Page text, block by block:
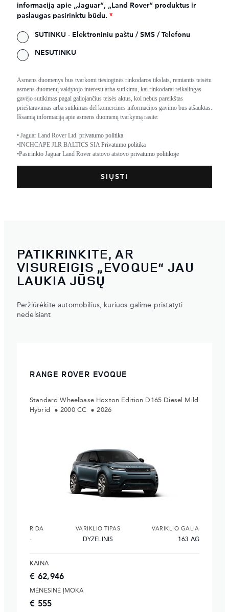
informaciją apie „Jaguar“, „Land Rover“ produktus ir
paslaugas pasirinktu būdu. *
SUTINKU - Elektroniniu paštu / SMS / Telefonu
NESUTINKU
Asmens duomenys bus tvarkomi tiesioginės rinkodaros tikslais, remiantis teisėtu
asmens duomenų valdytojo interesu arba sutikimu, kai rinkodarai reikalingas
gavėjo sutikimas pagal galiojančius teisės aktus, kol nebus pareikštas
prieštaravimas arba sutikimas dėl komercinės informacijos gavimo bus atšauktas.
Išsamią informaciją apie asmens duomenų tvarkymą rasite:
• Jaguar Land Rover Ltd. privatumo politika
•INCHCAPE JLR BALTICS SIAPrivatumo politika
•Pasirinkto Jaguar Land Rover atstovo atstovo privatumo politikoje
PATIKRINKITE, AR
VISUREIGIS „EVOQUE“ JAU
LAUKIA JŪSŲ
Peržiūrėkite automobilius, kuriuos galime pristatyti
nedelsiant
RANGE ROVER EVOQUE
Standard Wheelbase Hoxton Edition D165 Diesel Mild
Hybrid
2000 CC 2026
RIDA
-
VARIKLIO TIPAS
DYZELINIS
VARIKLIO GALIA
163 AG
KAINA
€ 62,946
MĖNESINĖ ĮMOKA
€ 555